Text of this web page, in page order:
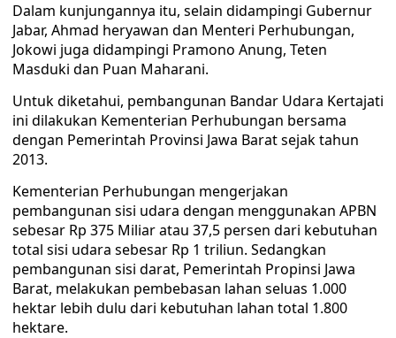
Dalam kunjungannya itu, selain didampingi Gubernur
Jabar, Ahmad heryawan dan Menteri Perhubungan,
Jokowi juga didampingi Pramono Anung, Teten
Masduki dan Puan Maharani.
Untuk diketahui, pembangunan Bandar Udara Kertajati
ini dilakukan Kementerian Perhubungan bersama
dengan Pemerintah Provinsi Jawa Barat sejak tahun
2013.
Kementerian Perhubungan mengerjakan
pembangunan sisi udara dengan menggunakan APBN
sebesar Rp 375 Miliar atau 37,5 persen dari kebutuhan
total sisi udara sebesar Rp 1 triliun. Sedangkan
pembangunan sisi darat, Pemerintah Propinsi Jawa
Barat, melakukan pembebasan lahan seluas 1.000
hektar lebih dulu dari kebutuhan lahan total 1.800
hektare.